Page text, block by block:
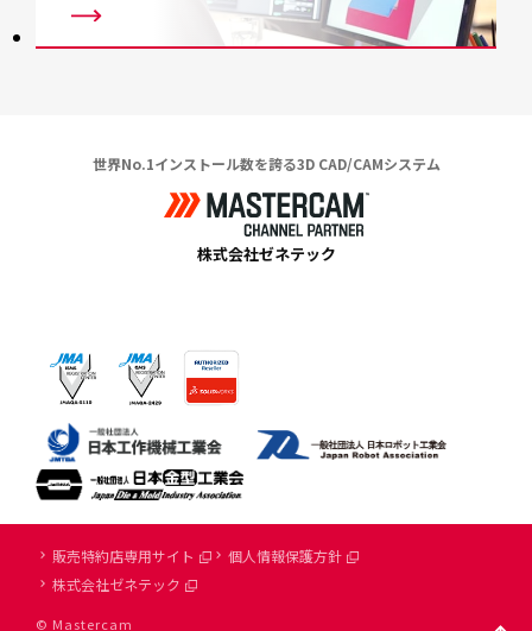
世界No.1インストール数を誇る3D CAD/CAMシステム
株式会社ゼネテック
© Mastercam
販売特約店専用サイト
個人情報保護方針
株式会社ゼネテック